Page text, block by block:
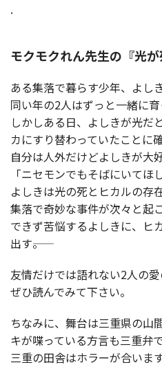
.
モクモクれん先生の『光が
ある集落で暮らす少年、よし
同い年の2人はずっと一緒に育
しかしある日、よしきが光だ
カにすり替わっていたことに
自分は人外だけどよしきが大
「ニセモンでもそばにいてほ
よしきは光の死とヒカルの存
集落で奇妙な事件が次々と起
できず苦悩するよしきに、ヒ
出す――。
友情だけでは語れない2人の愛
ぜひ読んでみて下さい。
ちなみに、舞台は三重県の山
キが喋っている方言も三重弁で
三重の田舎はホラーが合います